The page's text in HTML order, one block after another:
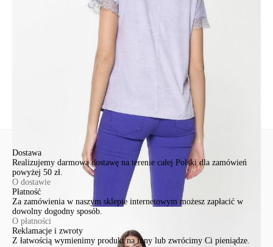
Ten produkt nie ma pytań Możesz zadać pytanie, klikając przycisk
Dostawa
Realizujemy darmową dostawę na terenie całej Polski dla zamówień
powyżej 50 zł.
O dostawie
Płatność
Za zamówienia w naszym sklepie internetowym możesz zapłacić w
dowolny dogodny sposób.
O płatności
Reklamacje i zwroty
Z łatwością wymienimy produkt na inny lub zwrócimy Ci pieniądze.